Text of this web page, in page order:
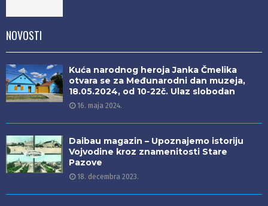
NOVOSTI
Kuća narodnog heroja Janka Čmelika
otvara se za Međunarodni dan muzeja,
18.05.2024, od 10-22č. Ulaz slobodan
16. maja 2024.
Daibau magazin – Upoznajemo istoriju
Vojvodine kroz znamenitosti Stare
Pazove
18. decembra 2023.